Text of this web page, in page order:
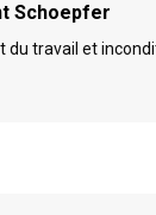
Schoepfer
du travail et